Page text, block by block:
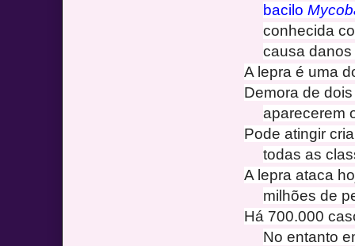
bacilo
conhecida
causa
A lepra é uma
Demora de
aparecerem
Pode atingir
todas as
A lepra ataca
milhões de
Há 700.000
No entanto